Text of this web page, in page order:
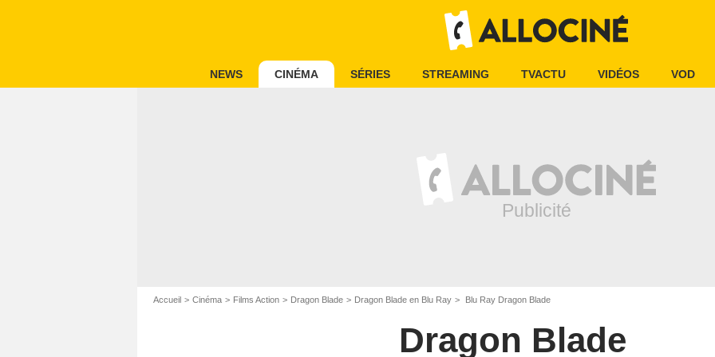
NEWS CINÉMA SÉRIES STREAMING TVACTU VIDÉOS VOD
Accueil Cinéma Films Action Dragon Blade Dragon Blade en Blu Ray Blu Ray Dragon Blade
Dragon Blade